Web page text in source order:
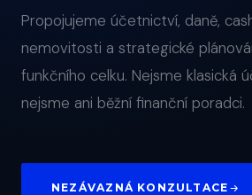
Propojujeme účetnictví, daně,
nemovitosti a strategické
funkčního celku. Nejsme klasická
nejsme ani běžní finanční poradci.
NEZÁVAZNÁ KONZULTACE